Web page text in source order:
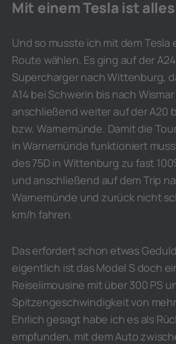
Mit einem Tesla ist
Und so musste ich mit dem Tesla
Route wählen. Es ging auf der
Supercharger nach Wittenburg,
A14 bei Schwerin bis nach
anschließend weiter auf der A20
bzw. Warnemünde. Damit die
in Warnemünde funktioniert
des 75D in Wittenburg zu fast
und anschließend auf dem Trip
Warnemünde und zurück nicht
km/h fahren.
Das erfordert schon etwas
eigentlich ist das Model S doch
Reiselimousine mit über 300 PS
Spitzengeschwindigkeit von
Ehrlich gesagt habe ich es als
empfunden, mit dem Auto